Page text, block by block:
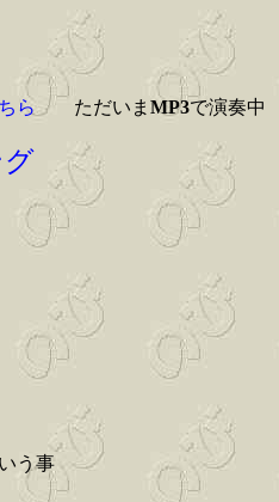
らただいま MP3で演奏中
う事